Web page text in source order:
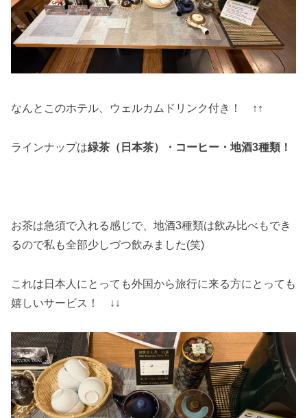
なんとこのホテル、ウェルカムドリンク付き！ ↑↑
ラインナップは緑茶（日本茶）・コーヒー・地酒3種類！
お茶は急須で入れる感じで、地酒3種類は飲み比べもでき
るので私も全部少しづつ飲みました(笑)
これは日本人にとっても外国から旅行に来る方にとっても
嬉しいサービス！ ↓↓